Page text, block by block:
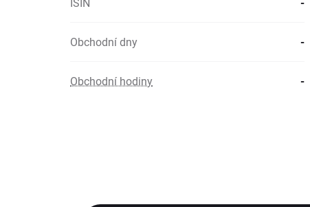
Obchodní dny -
Obchodní hodiny -